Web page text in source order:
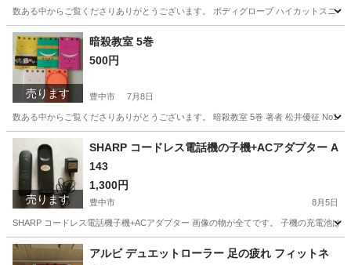
数ある中からご覧くださりありがとうございます。 ボディグローブ ハイカットスニ
大阪 豊中市 靴
売ります
暗殺教室 5巻
500円
豊中市 7月8日
数ある中からご覧くださりありがとうございます。 暗殺教室 5巻 著者 松井優征 No1
大阪 豊中市 マンガ、コミック、アニメ 暗殺教室
売ります
SHARP コードレス電話機の子機+ACアダプター A
143
1,300円
豊中市 8月5日
SHARP コードレス電話機子機+ACアダプター 画像の物が全てです。 子機の充電池は
大阪 豊中市 電話、ＦＡＸ コードレス電話
アルビ デュエットローラー 足の疲れ フィットネ